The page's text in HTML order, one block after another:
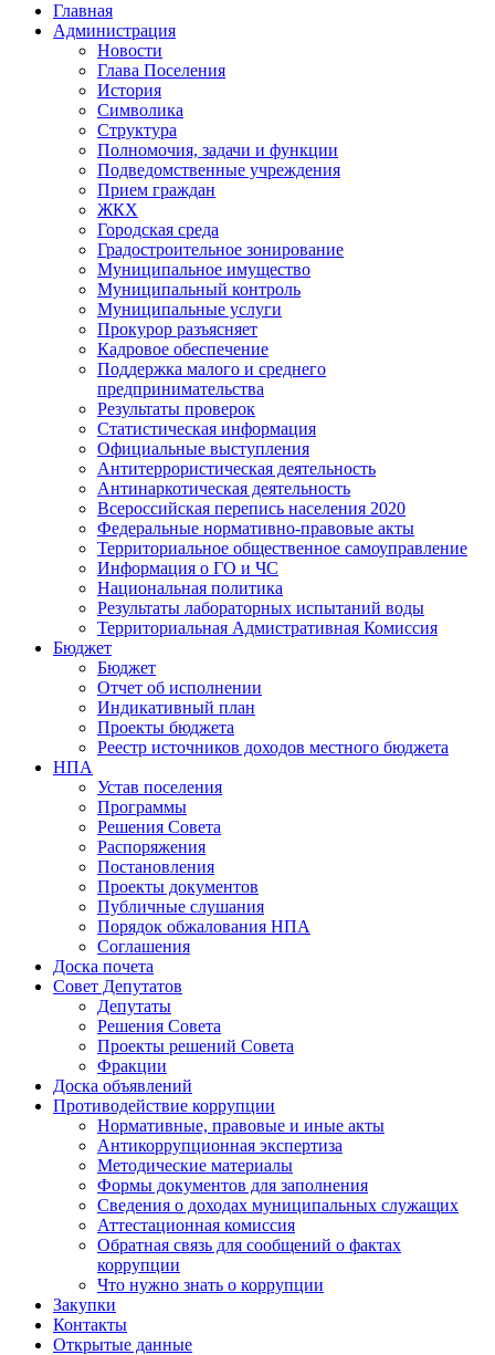
Главная
Администрация
Новости
Глава Поселения
История
Символика
Структура
Полномочия, задачи и функции
Подведомственные учреждения
Прием граждан
ЖКХ
Городская среда
Градостроительное зонирование
Муниципальное имущество
Муниципальный контроль
Муниципальные услуги
Прокурор разъясняет
Кадровое обеспечение
Поддержка малого и среднего
предпринимательства
Результаты проверок
Статистическая информация
Официальные выступления
Антитеррористическая деятельность
Антинаркотическая деятельность
Всероссийская перепись населения 2020
Федеральные нормативно-правовые акты
Территориальное общественное самоуправление
Информация о ГО и ЧС
Национальная политика
Результаты лабораторных испытаний воды
Территориальная Адмистративная Комиссия
Бюджет
Бюджет
Отчет об исполнении
Индикативный план
Проекты бюджета
Реестр источников доходов местного бюджета
НПА
Устав поселения
Программы
Решения Совета
Распоряжения
Постановления
Проекты документов
Публичные слушания
Порядок обжалования НПА
Соглашения
Доска почета
Совет Депутатов
Депутаты
Решения Совета
Проекты решений Совета
Фракции
Доска объявлений
Противодействие коррупции
Нормативные, правовые и иные акты
Антикоррупционная экспертиза
Методические материалы
Формы документов для заполнения
Сведения о доходах муниципальных служащих
Аттестационная комиссия
Обратная связь для сообщений о фактах
коррупции
Что нужно знать о коррупции
Закупки
Контакты
Открытые данные